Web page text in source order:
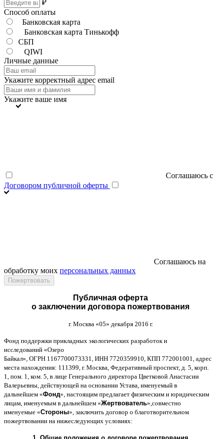
₽
Способ оплаты
Банковская карта
Банковская карта Тинькофф
СБП
QIWI
Личные данные
Укажите корректный адрес email
Укажите ваше имя
Соглашаюсь с
Договором публичной оферты
Соглашаюсь на
обработку моих персональных данных
Публичная оферта
о заключении договора пожертвования
г. Москва «05» декабря 2016 г.
Фонд поддержки прикладных экологических разработок и
исследований «Озеро
Байкал», ОГРН 1167700073331, ИНН 7720359910, КПП 772001001, адрес
места нахождения: 111399, г. Москва Федеративный проспект, д . 5, корп
1, пом . 1, ком . 5, в лице Генерального директора Цветковой Анастасии
Валерьевны действующей на основании Устава именуемый в
дальнейшем «Фонд», настоящим предлагает физическим и юридическим
лицам именуемым в дальнейшем «Жертвователь», совместно
именуемые «Стороны», заключить договор o благотворительном
пожертвовании на нижеследующих условиях: